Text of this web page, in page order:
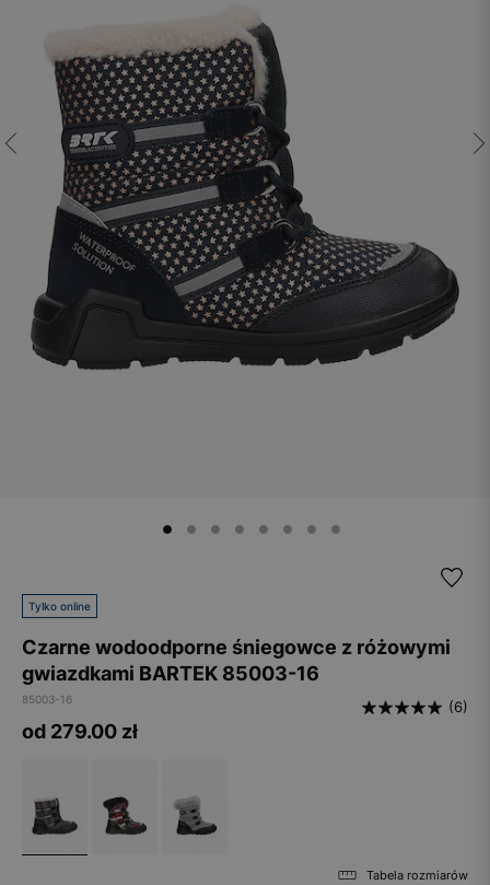
Tylko online
Czarne wodoodporne śniegowce z różowymi
gwiazdkami BARTEK 85003-16
85003-16 (6)
od 279.00 zł
Tabela rozmiarów